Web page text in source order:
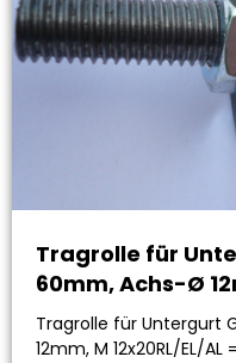
Tragrolle für
60mm, Achs-Ø
Tragrolle für Untergurt
12mm, M 12x20RL/EL/